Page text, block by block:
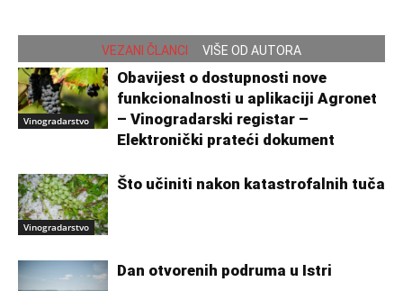
VEZANI ČLANCI VIŠE OD AUTORA
Vinogradarstvo
Obavijest o dostupnosti nove
funkcionalnosti u aplikaciji Agronet
– Vinogradarski registar –
Elektronički prateći dokument
Vinogradarstvo
Što učiniti nakon katastrofalnih tuča
Dan otvorenih podruma u Istri